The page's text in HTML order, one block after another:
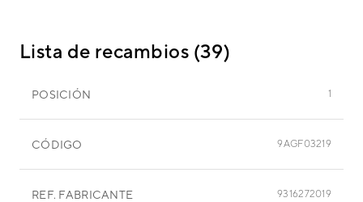
Lista de recambios (39)
POSICIÓN 1
CÓDIGO 9AGF03219
REF. FABRICANTE 9316272019